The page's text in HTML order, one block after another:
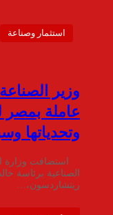
استثمار وصناعة
عاملة بمصر
وتحدياتها
استضافت وزارة
الصناعية برئاسة
ريتشاردسون،…